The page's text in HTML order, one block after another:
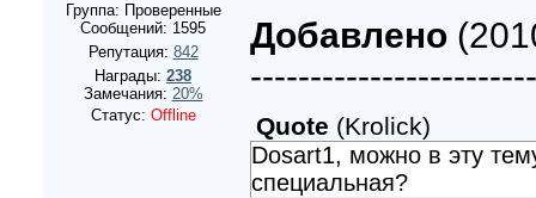
Группа: Проверенные
Сообщений: 1595
Репутация: 842
Награды: 238
Замечания: 20%
Статус: Offline
Добавлено
Quote (Krolick)
Dosart1, можно в эту
специальная?